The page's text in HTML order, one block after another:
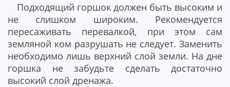
Подходящий горшок должен быть высоким и
не слишком широким. Рекомендуется
пересаживать перевалкой, при этом сам
земляной ком разрушать не следует. Заменить
необходимо лишь верхний слой земли. На дне
горшка не забудьте сделать достаточно
высокий слой дренажа.